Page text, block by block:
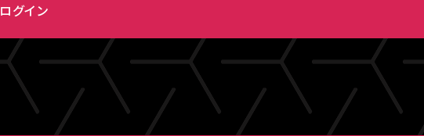
ログイン